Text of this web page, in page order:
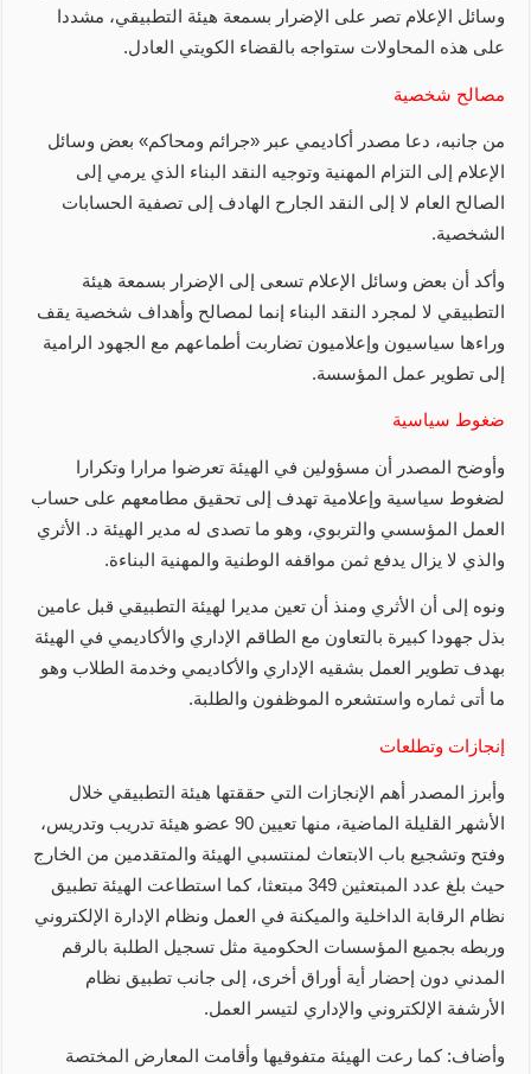
وسائل الإعلام تصر على الإضرار بسمعة هيئة التطبيقي، مشددا
على هذه المحاولات ستواجه بالقضاء الكويتي العادل.
مصالح شخصية
من جانبه، دعا مصدر أكاديمي عبر «جرائم ومحاكم» بعض وسائل
الإعلام إلى التزام المهنية وتوجيه النقد البناء الذي يرمي إلى
الصالح العام لا إلى النقد الجارح الهادف إلى تصفية الحسابات
الشخصية.
وأكد أن بعض وسائل الإعلام تسعى إلى الإضرار بسمعة هيئة
التطبيقي لا لمجرد النقد البناء إنما لمصالح وأهداف شخصية يقف
وراءها سياسيون وإعلاميون تضاربت أطماعهم مع الجهود الرامية
إلى تطوير عمل المؤسسة.
ضغوط سياسية
وأوضح المصدر أن مسؤولين في الهيئة تعرضوا مرارا وتكرارا
لضغوط سياسية وإعلامية تهدف إلى تحقيق مطامعهم على حساب
العمل المؤسسي والتربوي، وهو ما تصدى له مدير الهيئة د. الأثري
والذي لا يزال يدفع ثمن مواقفه الوطنية والمهنية البناءة.
ونوه إلى أن الأثري ومنذ أن تعين مديرا لهيئة التطبيقي قبل عامين
بذل جهودا كبيرة بالتعاون مع الطاقم الإداري والأكاديمي في الهيئة
بهدف تطوير العمل بشقيه الإداري والأكاديمي وخدمة الطلاب وهو
ما أتى ثماره واستشعره الموظفون والطلبة.
إنجازات وتطلعات
وأبرز المصدر أهم الإنجازات التي حققتها هيئة التطبيقي خلال
الأشهر القليلة الماضية، منها تعيين 90 عضو هيئة تدريب وتدريس،
وفتح وتشجيع باب الابتعاث لمنتسبي الهيئة والمتقدمين من الخارج
حيث بلغ عدد المبتعثين 349 مبتعثا، كما استطاعت الهيئة تطبيق
نظام الرقابة الداخلية والميكنة في العمل ونظام الإدارة الإلكتروني
وربطه بجميع المؤسسات الحكومية مثل تسجيل الطلبة بالرقم
المدني دون إحضار أية أوراق أخرى، إلى جانب تطبيق نظام
الأرشفة الإلكتروني والإداري لتيسر العمل.
وأضاف: كما رعت الهيئة متفوقيها وأقامت المعارض المختصة